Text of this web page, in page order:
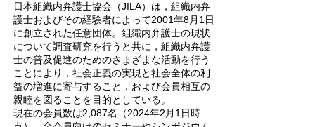
日本組織内弁護士協会（JILA）は，組織内弁
護士およびその経験者によって2001年8月1日
に創立された任意団体。組織内弁護士の現状
について調査研究を行うと共に，組織内弁護
士の普及促進のためのさまざまな活動を行う
ことにより，社会正義の実現と社会全体の利
益の増進に寄与すること，および会員相互の
親睦を図ることを目的としている。
現在の会員数は2,087名（2024年2月1日時